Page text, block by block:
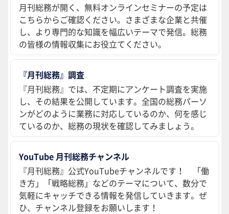
月刊総務が開く、無料オンラインセミナーの予定は
こちらからご確認ください。さまざまな企業と共催
し、より専門的な知識を幅広いテーマで発信。総務
の皆様の情報収集にお役立てください。
『月刊総務』調査
『月刊総務』では、不定期にアンケート調査を実施
し、その結果を公開しています。全国の総務パーソ
ンがどのように業務に対応しているのか、何を感じ
ているのか、総務の現状を確認してみましょう。
YouTube 月刊総務チャンネル
『月刊総務』公式YouTubeチャンネルです！ 「働
き方」「戦略総務」などのテーマについて、数分で
気軽にキャッチできる情報を発信していきます。ぜ
ひ、チャンネル登録をお願いします！